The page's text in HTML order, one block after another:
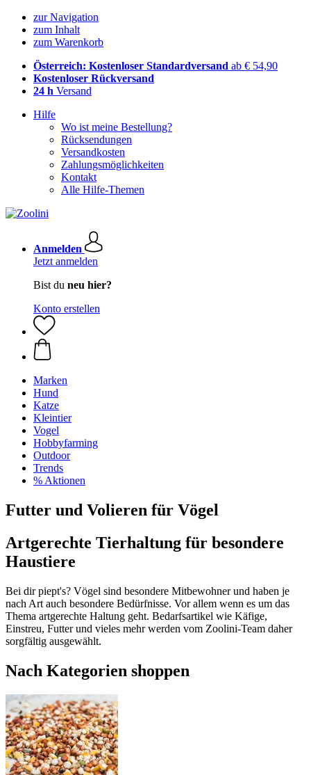
zur Navigation
zum Inhalt
zum Warenkorb
Österreich: Kostenloser Standardversand ab € 54,90
Kostenloser Rückversand
24 h Versand
Hilfe
Wo ist meine Bestellung?
Rücksendungen
Versandkosten
Zahlungsmöglichkeiten
Kontakt
Alle Hilfe-Themen
Anmelden
Jetzt anmelden
Bist du neu hier?
Konto erstellen
Marken
Hund
Katze
Kleintier
Vogel
Hobbyfarming
Outdoor
Trends
% Aktionen
Futter und Volieren für Vögel
Artgerechte Tierhaltung für besondere
Haustiere
Bei dir piept's? Vögel sind besondere Mitbewohner und haben je
nach Art auch besondere Bedürfnisse. Vor allem wenn es um das
Thema artgerechte Haltung geht. Bedarfsartikel wie Käfige,
Einstreu, Futter und vieles mehr werden vom Zoolini-Team daher
sorgfältig ausgewählt.
Nach Kategorien shoppen